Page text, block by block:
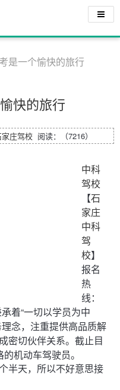
是一个愉快的旅行
快的旅行
庄驾校 阅读：（7216）
中科
驾校
【石
家庄
中科
驾
校】
报名
热
线：
着“一切以学员为中
念，注重提供高品质解
密切伙伴关系。截止目
机动车驾驶员。
半天，所以不好意思接